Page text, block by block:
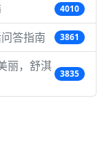
4010
答指南 3861
丽，舒淇
3835